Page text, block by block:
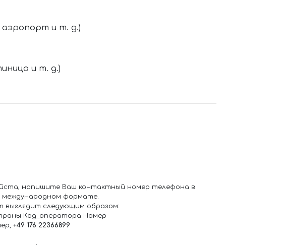
аэропорт и т. д.)
и т. д.)
напишите Ваш контактный номер телефона в
международном формате.
выглядит следующим образом:
Код_оператора Номер
+49 176 22366899